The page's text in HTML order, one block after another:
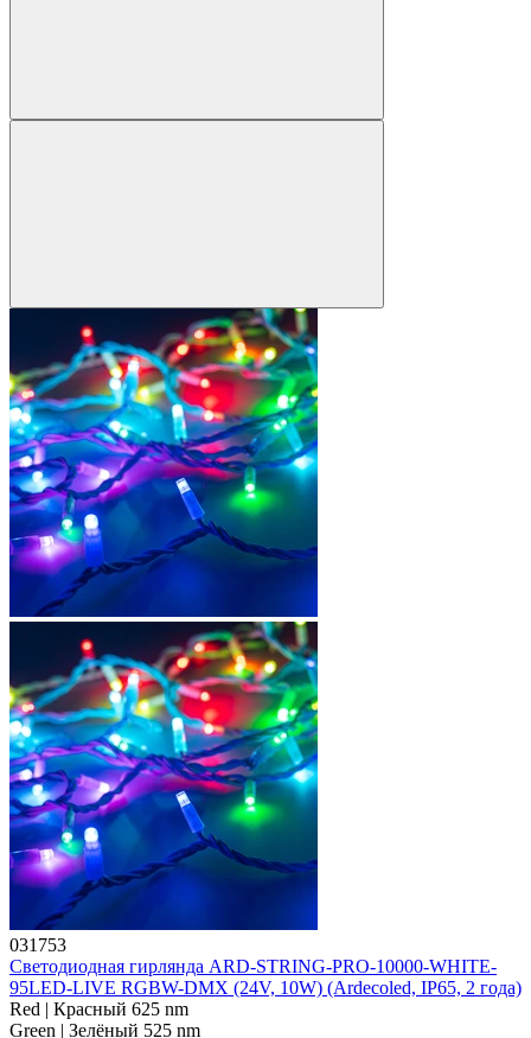
031753
Светодиодная гирлянда ARD-STRING-PRO-10000-WHITE-
95LED-LIVE RGBW-DMX (24V, 10W) (Ardecoled, IP65, 2 года)
Red | Красный 625 nm
Green | Зелёный 525 nm